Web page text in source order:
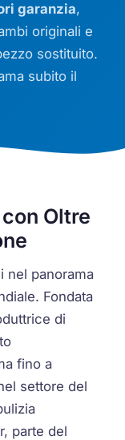
garanzia,
originali e
sostituito.
subito il
Oltre
nel panorama
Fondata
di
fino a
settore del
parte del